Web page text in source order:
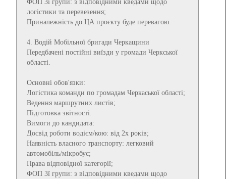
ФОП 3ї групи: з відповідними кведами щодо
логістики та перевезення;
Приналежність до ЦА проєкту буде перевагою.
4. Водій Мобільної бригади Черкащини
Передбачені постійні виїзди у громади Черкської
області.
Основні обов'язки:
Логістика команди по громадам Черкаської області;
Ведення маршрутних листів;
Підготовка звітності.
Вимоги до кандидата:
Досвід роботи водієм/кою: від 2х років;
Наявність власного транспорту: легковий
автомобіль/мікробус;
Права відповідної категорії;
ФОП 3ї групи: з відповідними кведами щодо